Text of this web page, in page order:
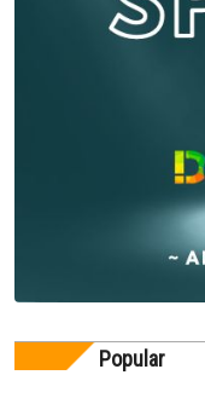
Popular